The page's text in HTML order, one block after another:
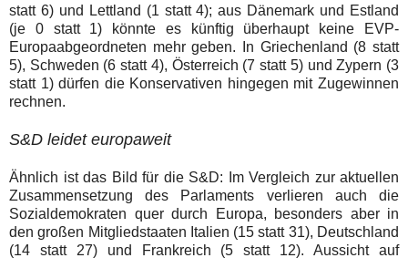
statt 6) und Lettland (1 statt 4); aus Dänemark und Estland
(je 0 statt 1) könnte es künftig überhaupt keine EVP-
Europaabgeordneten mehr geben. In Griechenland (8 statt
5), Schweden (6 statt 4), Österreich (7 statt 5) und Zypern (3
statt 1) dürfen die Konservativen hingegen mit Zugewinnen
rechnen.
S&D leidet europaweit
Ähnlich ist das Bild für die S&D: Im Vergleich zur aktuellen
Zusammensetzung des Parlaments verlieren auch die
Sozialdemokraten quer durch Europa, besonders aber in
den großen Mitgliedstaaten Italien (15 statt 31), Deutschland
(14 statt 27) und Frankreich (5 statt 12). Aussicht auf